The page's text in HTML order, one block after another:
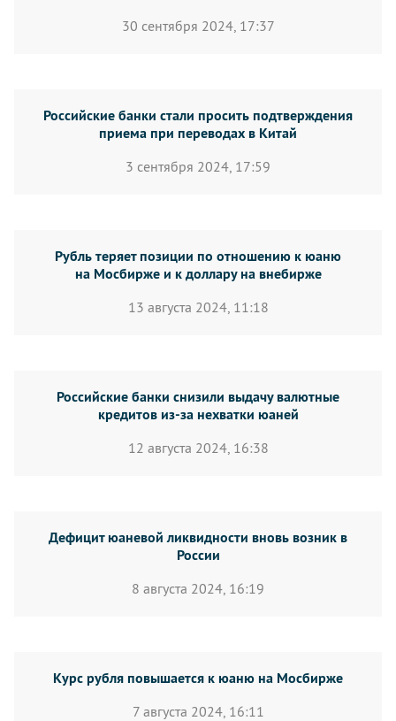
30 сентября 2024, 17:37
Российские банки стали просить подтверждения
приема при переводах в Китай
3 сентября 2024, 17:59
Рубль теряет позиции по отношению к юаню
на Мосбирже и к доллару на внебирже
13 августа 2024, 11:18
Российские банки снизили выдачу валютные
кредитов из-за нехватки юаней
12 августа 2024, 16:38
Дефицит юаневой ликвидности вновь возник в
России
8 августа 2024, 16:19
Курс рубля повышается к юаню на Мосбирже
7 августа 2024, 16:11